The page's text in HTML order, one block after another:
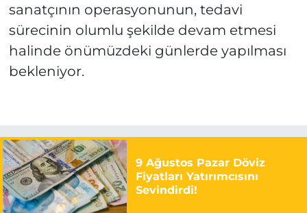
sanatçının operasyonunun, tedavi
sürecinin olumlu şekilde devam etmesi
halinde önümüzdeki günlerde yapılması
bekleniyor.
9 Ağustos Pazar Döviz
Fiyatları Yatırımcısını
Sevindirdi!